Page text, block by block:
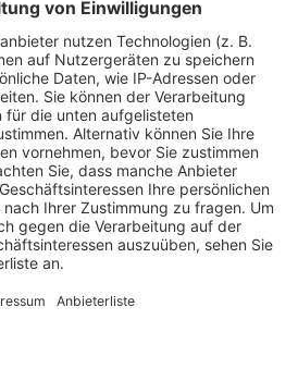
2021, bei der der Platz
zerstört wurde. Die
nur für den Fußballverein
sondern auch für die gesamte
der 1. Vorsitzende Thomas
noch nicht vollständig fertig:
und Duschkabinen. In den
dafür Container aufgestellt
zur Platzeröffnung
um 10 Uhr mit einem